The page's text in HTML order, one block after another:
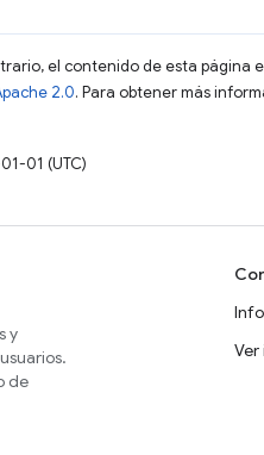
el contenido de esta página
2.0. Para obtener más
01 (UTC)
y
de